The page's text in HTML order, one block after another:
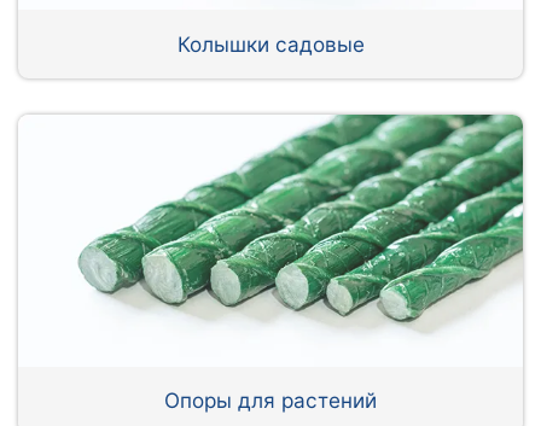
Колышки садовые
Опоры для растений